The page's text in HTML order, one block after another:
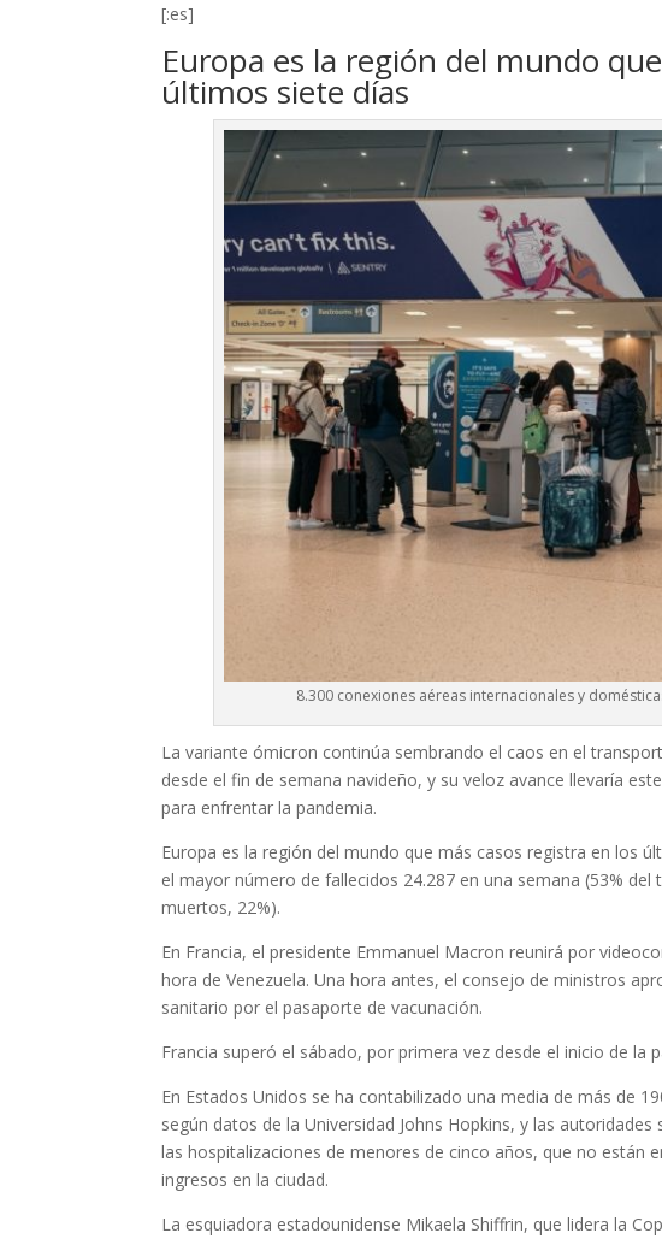
[:es]
Europa es la región del mundo
últimos siete días
8.300 conexiones aéreas internacionales y
La variante ómicron continúa sembrando el caos en el
desde el fin de semana navideño, y su veloz avance llevaría
para enfrentar la pandemia.
Europa es la región del mundo que más casos registra en los
el mayor número de fallecidos 24.287 en una semana (53%
muertos, 22%).
En Francia, el presidente Emmanuel Macron reunirá por
hora de Venezuela. Una hora antes, el consejo de ministros
sanitario por el pasaporte de vacunación.
Francia superó el sábado, por primera vez desde el inicio de la
En Estados Unidos se ha contabilizado una media de más de
según datos de la Universidad Johns Hopkins, y las
las hospitalizaciones de menores de cinco años, que no están
ingresos en la ciudad.
La esquiadora estadounidense Mikaela Shiffrin, que lidera la